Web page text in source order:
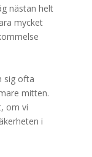
nästan helt
mycket
sig ofta
mitten.
om vi
i